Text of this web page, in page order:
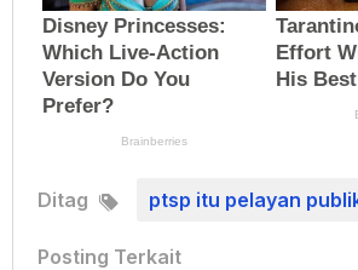
Ditag ptsp itu pelayan
Posting Terkait